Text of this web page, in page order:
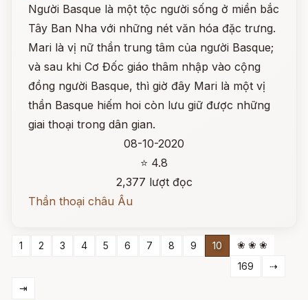
Người Basque là một tộc người sống ở miền bắc
Tây Ban Nha với những nét văn hóa đặc trưng.
Mari là vị nữ thần trung tâm của người Basque;
và sau khi Cơ Đốc giáo thâm nhập vào cộng
đồng người Basque, thì giờ đây Mari là một vị
thần Basque hiếm hoi còn lưu giữ được những
giai thoại trong dân gian.
08-10-2020
⭐ 4.8
2,377 lượt đọc
Thần thoại châu Âu
1 2 3 4 5 6 7 8 9 10
❀ ❀ ❀
169
⇢
⇥